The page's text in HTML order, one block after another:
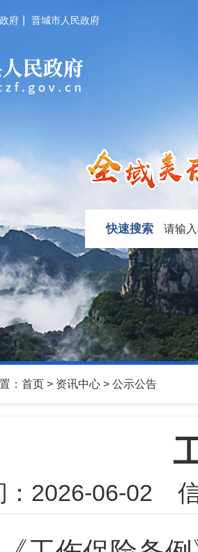
府 晋城市人民政府
快速搜索
： 首页 > 资讯中心 > 公示公告
2026-06-02 信